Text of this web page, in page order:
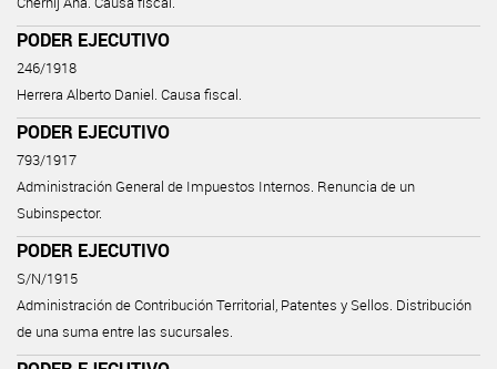
PODER EJECUTIVO
246/1918
Herrera Alberto Daniel. Causa fiscal.
PODER EJECUTIVO
793/1917
Administración General de Impuestos Internos. Renuncia de un
Subinspector.
PODER EJECUTIVO
S/N/1915
Administración de Contribución Territorial, Patentes y Sellos. Distribución
de una suma entre las sucursales.